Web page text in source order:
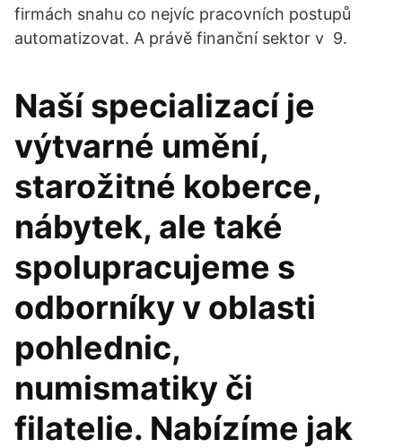
firmách snahu co nejvíc pracovních postupů
automatizovat. A právě finanční sektor v 9.
Naší specializací je
výtvarné umění,
starožitné koberce,
nábytek, ale také
spolupracujeme s
odborníky v oblasti
pohlednic,
numismatiky či
filatelie. Nabízíme jak